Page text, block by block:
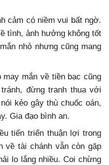
cảm có niềm vui bất ngờ.
tình, ảnh hưởng không tốt
nhỏ nhưng cũng mang
may mắn về tiền bạc cũng
đừng tranh thua với
kẻo gây thù chuốc oán,
Gia đạo bình an.
tiến triển thuận lợi trong
về tài chánh vẫn còn gặp
lo lắng nhiều. Coi chừng